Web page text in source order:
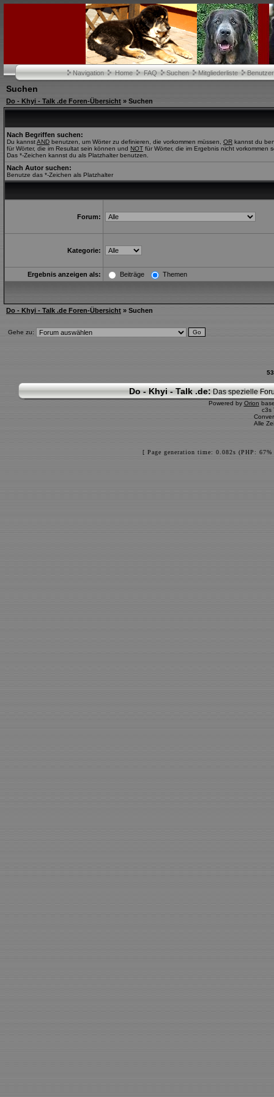
Navigation Home FAQ Suchen Mitgliederliste
Suchen
Do - Khyi - Talk .de Foren-Übersicht » Suchen
Nach Begriffen suchen:
Du kannstAND benutzen, um Wörter zu definieren, die vorkommen müssen, OR kannst du
für Wörter, die im Resultat sein können und NOT für Wörter, die im Ergebnis nicht vorkommen
Das *-Zeichen kannst du als Platzhalter benutzen.
Nach Autor suchen:
Benutze das *-Zeichen als Platzhalter
Forum:
Kategorie:
Ergebnis anzeigen als: Beiträge Themen
Do - Khyi - Talk .de Foren-Übersicht » Suchen
Gehe zu:
Do - Khyi - Talk .de: Das spezielle
Powered by Orion
c3s
Alle
[ Page generation time: 0.082s (PHP: